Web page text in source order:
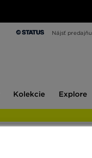
Nájsť predajňu
Kolekcie Explore